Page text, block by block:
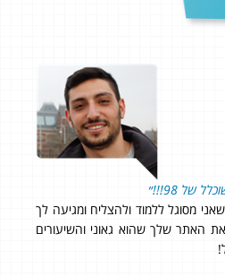
ללמוד ולהצליח ומגיעה לך
שהוא גאוני והשיעורים
עומרי נאור
5 יחידות
תודה על
הסבלנות.